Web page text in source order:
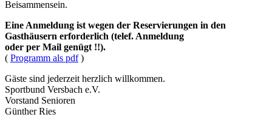
Beisammensein.
Eine Anmeldung ist wegen der Reservierungen in den
Gasthäusern erforderlich (telef. Anmeldung
oder per Mail genügt !!).
( Programm als pdf)
Gäste sind jederzeit herzlich willkommen.
Sportbund Versbach e.V.
Vorstand Senioren
Günther Ries